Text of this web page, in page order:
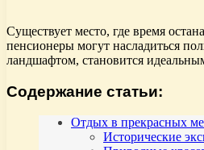
Существует место, где время
пенсионеры могут насладиться
ландшафтом, становится
Содержание статьи:
Отдых в прекрасных
Исторические